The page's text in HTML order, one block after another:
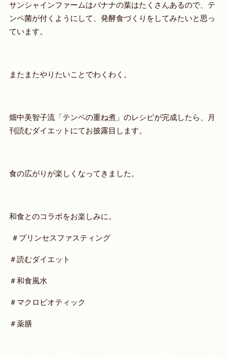
サンシャインファームはバナナの葉はたくさんあるので、テ
ンペ菌が付くようにして、発酵食づくりをしてみたいと思っ
ています。
またまたやりたいことでわくわく。
畑中美智子流「テンペの重ね煮」のレシピが完成したら、月
刊読むダイエットにてお披露目します。
食の広がりが楽しくなってきました。
和食とのコラボをお楽しみに。
＃プリンセスファスティング
＃読むダイエット
＃和食風水
＃マクロビオティック
＃薬膳